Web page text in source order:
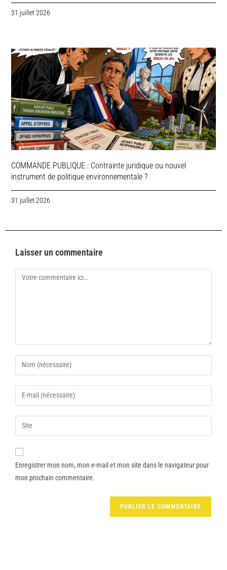
31 juillet 2026
COMMANDE PUBLIQUE : Contrainte juridique ou nouvel
instrument de politique environnementale ?
31 juillet 2026
Laisser un commentaire
Enregistrer mon nom, mon e-mail et mon site dans le navigateur pour
mon prochain commentaire.